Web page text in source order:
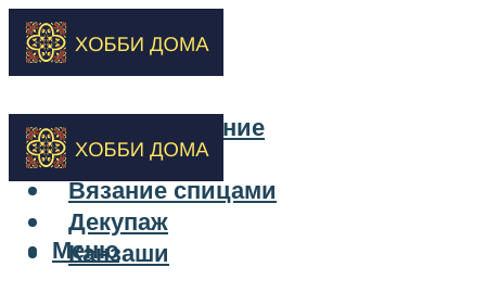
Бисероплетение
Вышивка
Вязание спицами
Декупаж
Канзаши
Меню